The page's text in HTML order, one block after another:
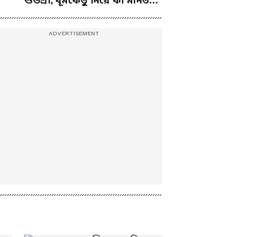
এই জুটির?